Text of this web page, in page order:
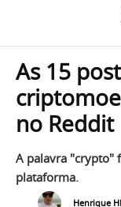
As 15
no Reddit
A palavra "crypto"
plataforma.
Henrique